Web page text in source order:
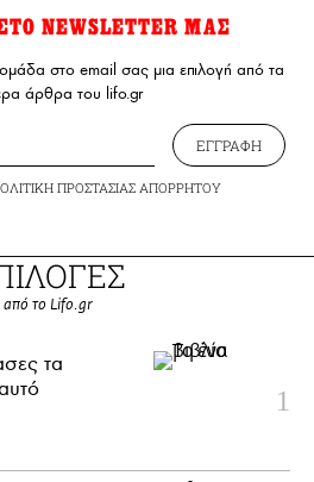
NEWSLETTER ΜΑΣ
στο email σας μια επιλογή από τα
άρθρα του lifo.gr
ΕΓΓΡΑΦΗ
ΠΡΟΣΤΑΣΙΑΣ ΑΠΟΡΡΗΤΟΥ
από το Lifo.gr
τα